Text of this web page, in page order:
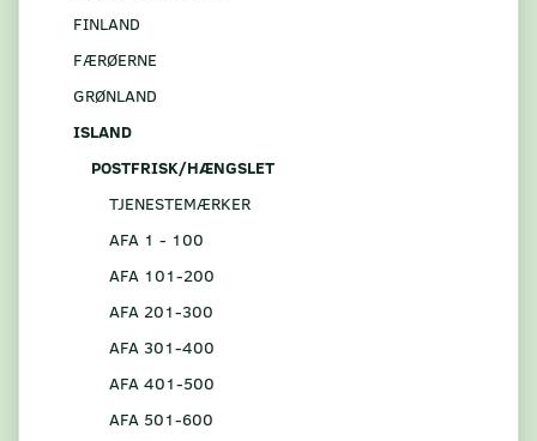
FINLAND
FÆRØERNE
GRØNLAND
ISLAND
POSTFRISK/HÆNGSLET
TJENESTEMÆRKER
AFA 1 - 100
AFA 101-200
AFA 201-300
AFA 301-400
AFA 401-500
AFA 501-600